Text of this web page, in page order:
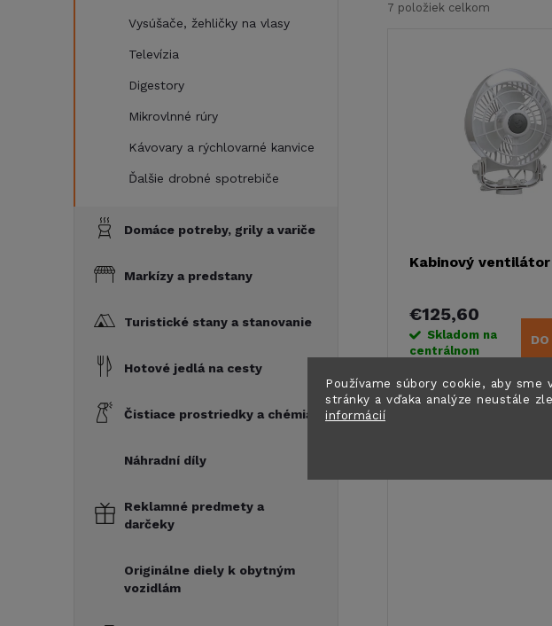
Používame súbory cookie, aby sme
stránky a vďaka analýze neustále
informácií
Vysúšače, žehličky na vlasy
Televízia
Digestory
Mikrovlnné rúry
Kávovary a rýchlovarné kanvice
Ďalšie drobné spotrebiče
Domáce potreby, grily a variče
Markízy a predstany
Turistické stany a stanovanie
Hotové jedlá na cesty
Čistiace prostriedky a chémia
Náhradní díly
Reklamné predmety a
darčeky
Originálne diely k obytným
vozidlám
d
k
7 položiek celkom
o
d
k
Kabinový
€125,60
Skladom na
centrálnom
3-stupňové dotykové